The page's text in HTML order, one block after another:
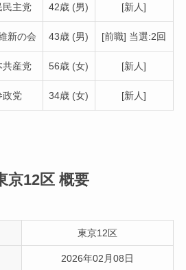
民主党 42歳 (男) [新人]
新の会 43歳 (男) [前職] 当選:2回
共産党 56歳 (女) [新人]
政党 34歳 (女) [新人]
京12区 概要
東京12区
2026年02月08日